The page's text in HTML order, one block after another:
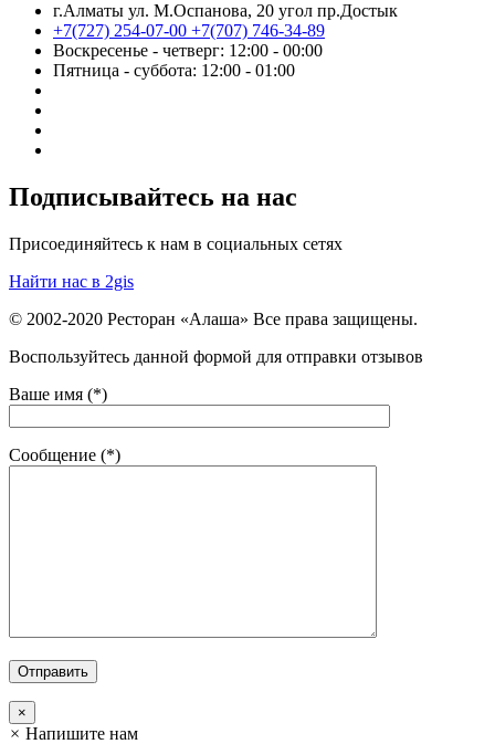
г.Алматы ул. М.Оспанова, 20 угол пр.Достык
+7(727) 254-07-00 +7(707) 746-34-89
Воскресенье - четверг: 12:00 - 00:00
Пятница - суббота: 12:00 - 01:00
Подписывайтесь на нас
Присоединяйтесь к нам в социальных сетях
Найти нас в 2gis
© 2002-2020 Ресторан «Алаша» Все права защищены.
Воспользуйтесь данной формой для отправки отзывов
Ваше имя (*)
Сообщение (*)
×
× Напишите нам